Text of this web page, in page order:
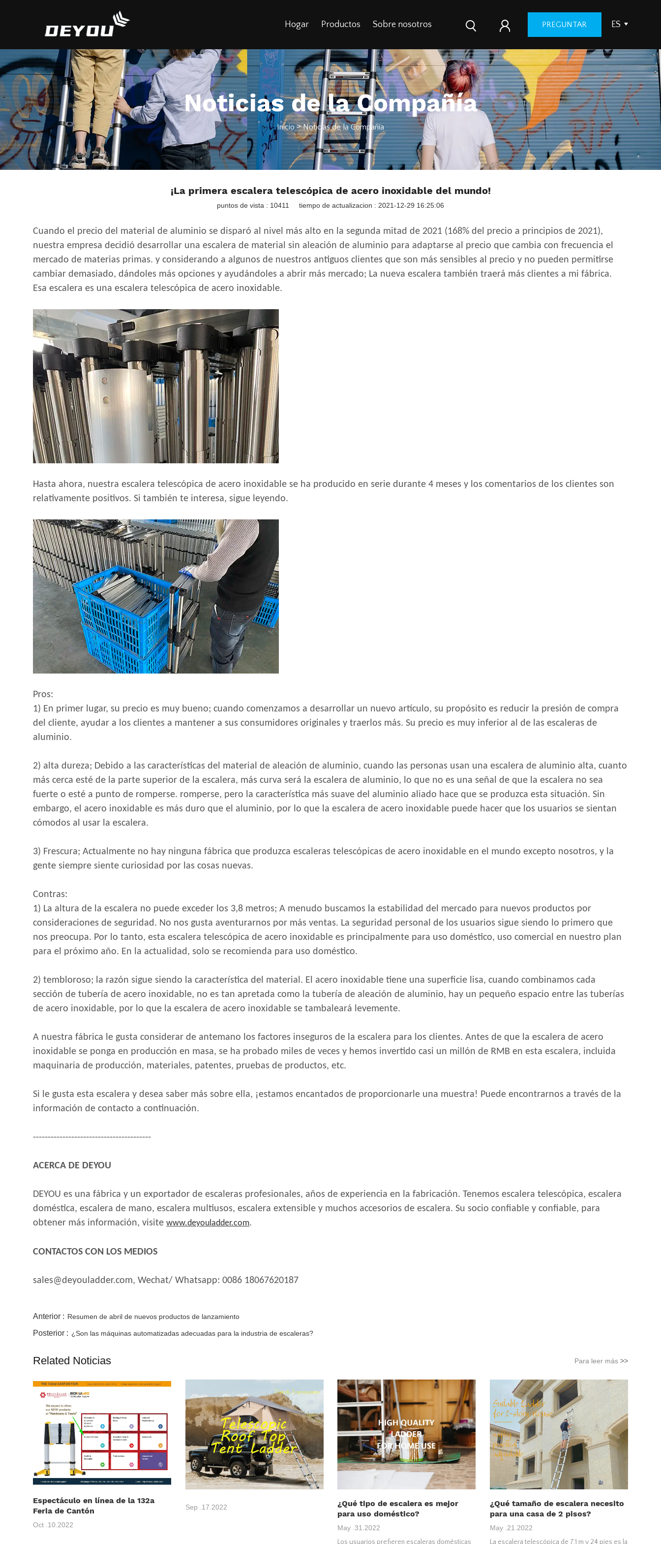
Hogar Productos Sobre nosotros PREGUNTAR ES
Noticias de la Compañía
Inicio>Noticias de la Compañía
¡La primera escalera telescópica de acero inoxidable del mundo!
puntos de vista : 10411 tiempo de actualizacion : 2021-12-29 16:25:06
Cuando el precio del material de aluminio se disparó al nivel más alto en la segunda mitad de 2021 (168% del precio a principios de 2021),
nuestra empresa decidió desarrollar una escalera de material sin aleación de aluminio para adaptarse al precio que cambia con frecuencia el
mercado de materias primas. y considerando a algunos de nuestros antiguos clientes que son más sensibles al precio y no pueden permitirse
cambiar demasiado, dándoles más opciones y ayudándoles a abrir más mercado; La nueva escalera también traerá más clientes a mi fábrica.
Esa escalera es una escalera telescópica de acero inoxidable.
Hasta ahora, nuestra escalera telescópica de acero inoxidable se ha producido en serie durante 4 meses y los comentarios de los clientes son
relativamente positivos. Si también te interesa, sigue leyendo.
Pros:
1) En primer lugar, su precio es muy bueno; cuando comenzamos a desarrollar un nuevo artículo, su propósito es reducir la presión de compra
del cliente, ayudar a los clientes a mantener a sus consumidores originales y traerlos más. Su precio es muy inferior al de las escaleras de
aluminio.
2) alta dureza; Debido a las características del material de aleación de aluminio, cuando las personas usan una escalera de aluminio alta, cuanto
más cerca esté de la parte superior de la escalera, más curva será la escalera de aluminio, lo que no es una señal de que la escalera no sea
fuerte o esté a punto de romperse. romperse, pero la característica más suave del aluminio aliado hace que se produzca esta situación. Sin
embargo, el acero inoxidable es más duro que el aluminio, por lo que la escalera de acero inoxidable puede hacer que los usuarios se sientan
cómodos al usar la escalera.
3) Frescura; Actualmente no hay ninguna fábrica que produzca escaleras telescópicas de acero inoxidable en el mundo excepto nosotros, y la
gente siempre siente curiosidad por las cosas nuevas.
Contras:
1) La altura de la escalera no puede exceder los 3,8 metros; A menudo buscamos la estabilidad del mercado para nuevos productos por
consideraciones de seguridad. No nos gusta aventurarnos por más ventas. La seguridad personal de los usuarios sigue siendo lo primero que
nos preocupa. Por lo tanto, esta escalera telescópica de acero inoxidable es principalmente para uso doméstico, uso comercial en nuestro plan
para el próximo año. En la actualidad, solo se recomienda para uso doméstico.
2) tembloroso; la razón sigue siendo la característica del material. El acero inoxidable tiene una superficie lisa, cuando combinamos cada
sección de tubería de acero inoxidable, no es tan apretada como la tubería de aleación de aluminio, hay un pequeño espacio entre las tuberías
de acero inoxidable, por lo que la escalera de acero inoxidable se tambaleará levemente.
A nuestra fábrica le gusta considerar de antemano los factores inseguros de la escalera para los clientes. Antes de que la escalera de acero
inoxidable se ponga en producción en masa, se ha probado miles de veces y hemos invertido casi un millón de RMB en esta escalera, incluida
maquinaria de producción, materiales, patentes, pruebas de productos, etc.
Si le gusta esta escalera y desea saber más sobre ella, ¡estamos encantados de proporcionarle una muestra! Puede encontrarnos a través de la
información de contacto a continuación.
----------------------------------------
ACERCA DE DEYOU
DEYOU es una fábrica y un exportador de escaleras profesionales, años de experiencia en la fabricación. Tenemos escalera telescópica, escalera
doméstica, escalera de mano, escalera multiusos, escalera extensible y muchos accesorios de escalera. Su socio confiable y confiable, para
obtener más información, visitewww.deyouladder.com.
CONTACTOS CON LOS MEDIOS
sales@deyouladder.com, Wechat/ Whatsapp: 0086 18067620187
Anterior : Resumen de abril de nuevos productos de lanzamiento
Posterior : ¿Son las máquinas automatizadas adecuadas para la industria de escaleras?
Related Noticias Para leer más >>
Espectáculo en línea de la 132a
Feria de Cantón
Oct .10.2022
Sep .17.2022
¿Qué tipo de escalera es mejor
para uso doméstico?
May .31.2022
Los usuarios prefieren escaleras domésticas
¿Qué tamaño de escalera necesito
para una casa de 2 pisos?
May .21.2022
La escalera telescópica de 7,1 m y 24 pies es la